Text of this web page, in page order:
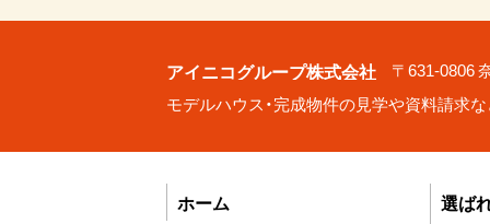
アイニコグループ株式会社
〒631-0806
モデルハウス・完成物件の見学や資料請求
ホーム 選ば